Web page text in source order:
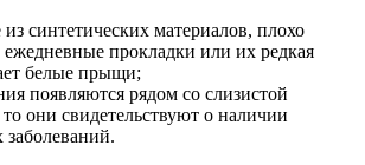
синтетических материалов, плохо
прокладки или их редкая
белые прыщи;
появляются рядом со слизистой
они свидетельствуют о наличии
заболеваний.